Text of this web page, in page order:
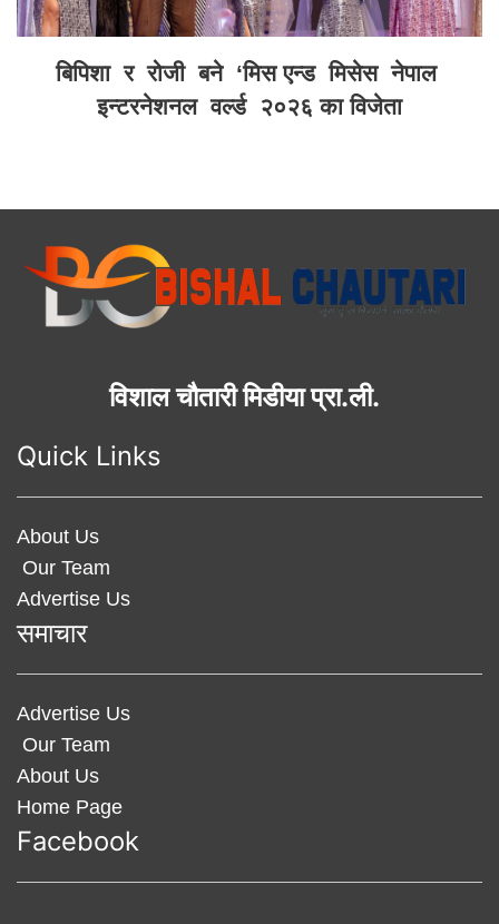
बिपिशा र रोजी बने ‘मिस एन्ड मिसेस नेपाल
इन्टरनेशनल वर्ल्ड २०२६ का विजेता
विशाल चौतारी मिडीया प्रा.ली.
Quick Links
About Us
Our Team
Advertise Us
समाचार
Advertise Us
Our Team
About Us
Home Page
Facebook